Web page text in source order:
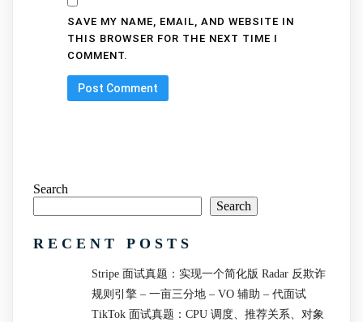
SAVE MY NAME, EMAIL, AND WEBSITE IN
THIS BROWSER FOR THE NEXT TIME I
COMMENT.
Search
Search
RECENT POSTS
Stripe 面试真题：实现一个简化版 Radar 反欺诈
规则引擎 – 一亩三分地 – VO 辅助 – 代面试
TikTok 面试真题：CPU 调度、推荐关系、对象